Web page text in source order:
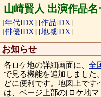
山崎賢人 出演作品名
[年代IDX] [作品IDX]
[俳優IDX] [地域IDX]
お知らせ
各ロケ地の詳細画面に、 全
で見る機能を追加しました
どに便利です。地図上です
は、ページ上部の[ロケ地マ